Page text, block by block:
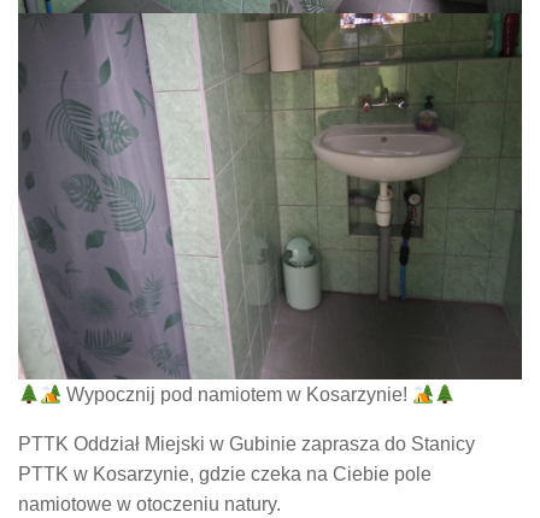
Wypocznij pod namiotem w Kosarzynie!
PTTK Oddział Miejski w Gubinie zaprasza do Stanicy
PTTK w Kosarzynie, gdzie czeka na Ciebie pole
namiotowe w otoczeniu natury.